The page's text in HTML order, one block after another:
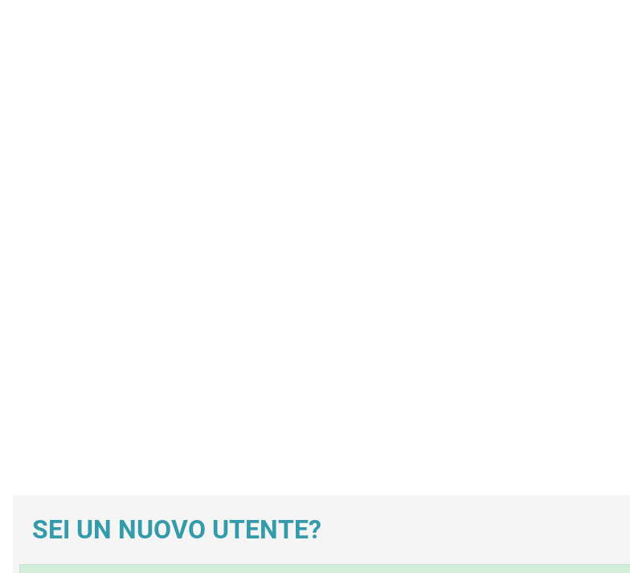
SEI UN NUOVO UTENTE?